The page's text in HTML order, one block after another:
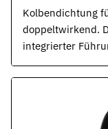
Kolbendichtung
doppeltwirkend.
integrierter
Variante